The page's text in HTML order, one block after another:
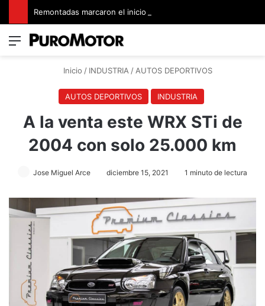
Menú
Inicio / INDUSTRIA / AUTOS DEPORTIVOS
AUTOS DEPORTIVOS INDUSTRIA
A la venta este WRX STi de
2004 con solo 25.000 km
Jose Miguel Arce diciembre 15, 2021 1 minuto de lectura